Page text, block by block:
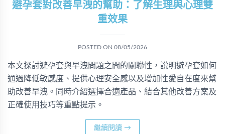
避孕套對改善早洩的幫助：了解生理與心理雙
重效果
POSTED ON 08/05/2026
本文探討避孕套與早洩問題之間的關聯性，說明避孕套如何
通過降低敏感度、提供心理安全感以及增加性愛自在度來幫
助改善早洩。同時介紹選擇合適產品、結合其他改善方案及
正確使用技巧等重點提示。
繼續閱讀 →